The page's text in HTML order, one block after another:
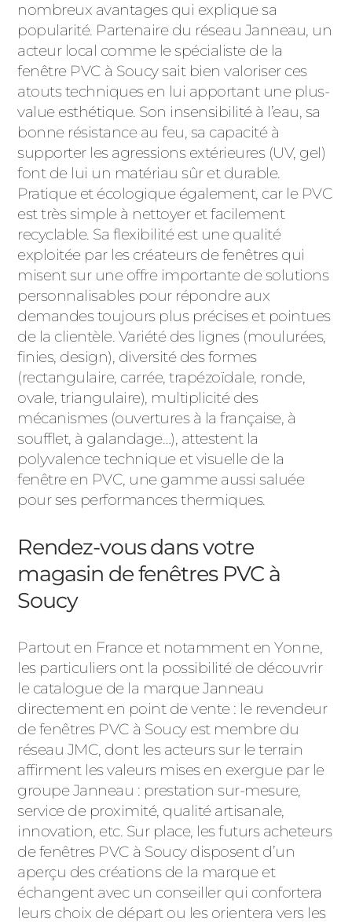
nombreux avantages qui explique sa
popularité. Partenaire du réseau Janneau, un
acteur local comme le spécialiste de la
fenêtre PVC à Soucy sait bien valoriser ces
atouts techniques en lui apportant une plus-
value esthétique. Son insensibilité à l’eau, sa
bonne résistance au feu, sa capacité à
supporter les agressions extérieures (UV, gel)
font de lui un matériau sûr et durable.
Pratique et écologique également, car le PVC
est très simple à nettoyer et facilement
recyclable. Sa flexibilité est une qualité
exploitée par les créateurs de fenêtres qui
misent sur une offre importante de solutions
personnalisables pour répondre aux
demandes toujours plus précises et pointues
de la clientèle. Variété des lignes (moulurées,
finies, design), diversité des formes
(rectangulaire, carrée, trapézoïdale, ronde,
ovale, triangulaire), multiplicité des
mécanismes (ouvertures à la française, à
soufflet, à galandage…), attestent la
polyvalence technique et visuelle de la
fenêtre en PVC, une gamme aussi saluée
pour ses performances thermiques.
Rendez-vous dans votre
magasin de fenêtres PVC à
Soucy
Partout en France et notamment en Yonne,
les particuliers ont la possibilité de découvrir
le catalogue de la marque Janneau
directement en point de vente : le revendeur
de fenêtres PVC à Soucy est membre du
réseau JMC, dont les acteurs sur le terrain
affirment les valeurs mises en exergue par le
groupe Janneau : prestation sur-mesure,
service de proximité, qualité artisanale,
innovation, etc. Sur place, les futurs acheteurs
de fenêtres PVC à Soucy disposent d’un
aperçu des créations de la marque et
échangent avec un conseiller qui confortera
leurs choix de départ ou les orientera vers les